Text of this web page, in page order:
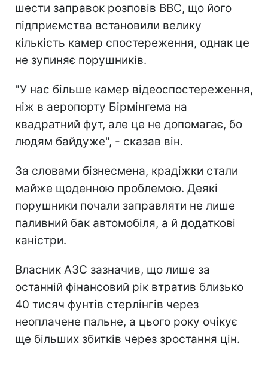
шести заправок розповів BBC, що його
підприємства встановили велику
кількість камер спостереження, однак це
не зупиняє порушників.
"У нас більше камер відеоспостереження,
ніж в аеропорту Бірмінгема на
квадратний фут, але це не допомагає, бо
людям байдуже", - сказав він.
За словами бізнесмена, крадіжки стали
майже щоденною проблемою. Деякі
порушники почали заправляти не лише
паливний бак автомобіля, а й додаткові
каністри.
Власник АЗС зазначив, що лише за
останній фінансовий рік втратив близько
40 тисяч фунтів стерлінгів через
неоплачене пальне, а цього року очікує
ще більших збитків через зростання цін.